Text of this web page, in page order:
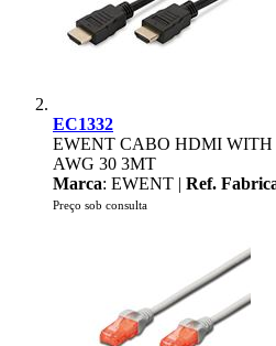
EC1332
EWENT CABO HDMI
AWG 30 3MT
Marca: EWENT | Ref.
Preço sob consulta